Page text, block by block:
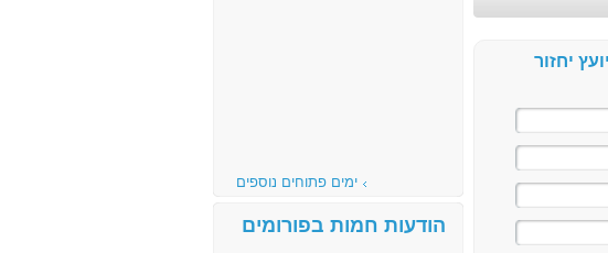
יחזור
ימים פתוחים נוספים
הודעות חמות בפורומים